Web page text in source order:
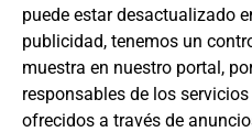
puede estar desactualizado
publicidad, tenemos un
muestra en nuestro portal,
responsables de los
ofrecidos a través de